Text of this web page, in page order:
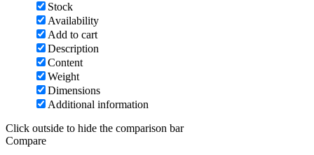
Stock
Availability
Add to cart
Description
Content
Weight
Dimensions
Additional information
Click outside to hide the comparison bar
Compare